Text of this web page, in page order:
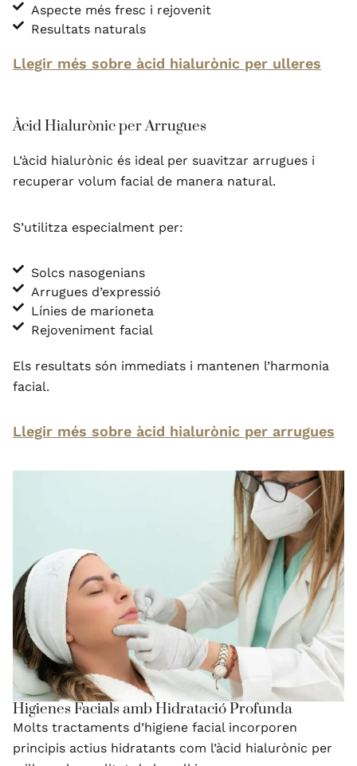
Aspecte més fresc i rejovenit
Resultats naturals
Llegir més sobre àcid hialurònic per ulleres
Àcid Hialurònic per Arrugues
L’àcid hialurònic és ideal per suavitzar arrugues i
recuperar volum facial de manera natural.
S’utilitza especialment per:
Solcs nasogenians
Arrugues d’expressió
Línies de marioneta
Rejoveniment facial
Els resultats són immediats i mantenen l’harmonia
facial.
Llegir més sobre àcid hialurònic per arrugues
Higienes Facials amb Hidratació Profunda
Molts tractaments d’higiene facial incorporen
principis actius hidratants com l’àcid hialurònic per